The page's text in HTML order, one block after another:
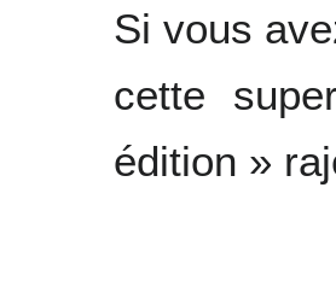
Si vous
cette
édition »